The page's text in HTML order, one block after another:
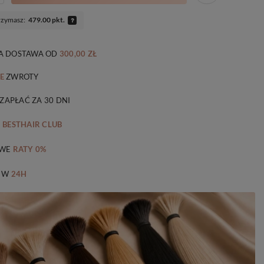
479.00 pkt.
DOSTAWAOD 300,00 ZŁ
ZWROTY
ZA 30 DNI
BESTHAIR CLUB
RATY 0%
W 24H